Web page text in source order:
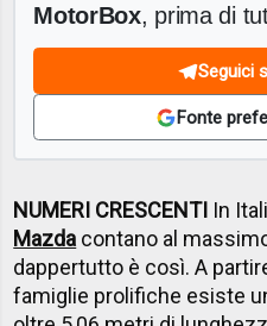
MotorBox, prima di
Seguici
Fonte
NUMERI CRESCENTI In
Mazda contano al
dappertutto è così. A
famiglie prolifiche esiste